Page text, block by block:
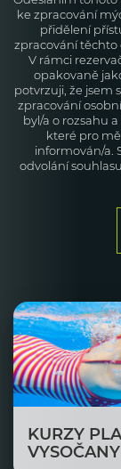
ke zpracování
přidělení
zpracování těchto
V rámci
opakovaně
potvrzuji, že jsem
zpracování
byl/a o rozsahu
které pro
informován/a.
odvolání
KURZY
VYSOČANY